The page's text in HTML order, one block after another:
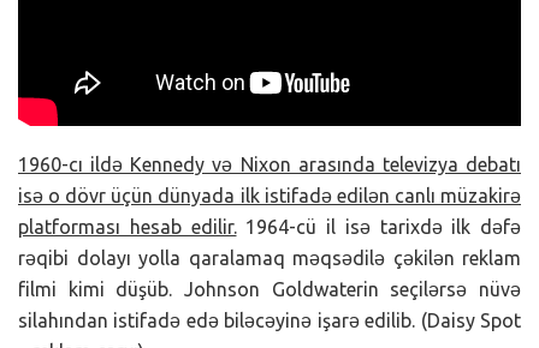
1960-cı ildə Kennedy və Nixon arasında televizya debatı
isə o dövr üçün dünyada ilk istifadə edilən canlı müzakirə
platforması hesab edilir.1964-cü il isə tarixdə ilk dəfə
rəqibi dolayı yolla qaralamaq məqsədilə çəkilən reklam
filmi kimi düşüb. Johnson Goldwaterin seçilərsə nüvə
silahından istifadə edə biləcəyinə işarə edilib. (Daisy Spot